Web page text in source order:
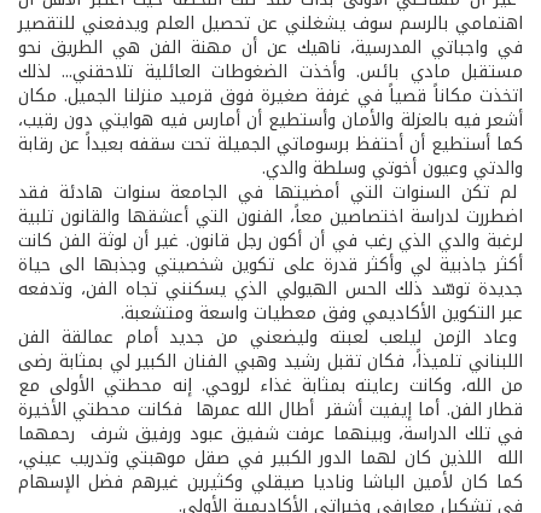
اهتمامي بالرسم سوف يشغلني عن تحصيل العلم ويدفعني للتقصير
في واجباتي المدرسية، ناهيك عن أن مهنة الفن هي الطريق نحو
مستقبل مادي بائس. وأخذت الضغوطات العائلية تلاحقني... لذلك
اتخذت مكاناً قصياً في غرفة صغيرة فوق قرميد منزلنا الجميل. مكان
أشعر فيه بالعزلة والأمان وأستطيع أن أمارس فيه هوايتي دون رقيب،
كما أستطيع أن أحتفظ برسوماتي الجميلة تحت سقفه بعيداً عن رقابة
والدتي وعيون أخوتي وسلطة والدي.
لم تكن السنوات التي أمضيتها في الجامعة سنوات هادئة فقد
اضطررت لدراسة اختصاصين معاً، الفنون التي أعشقها والقانون تلبية
لرغبة والدي الذي رغب في أن أكون رجل قانون. غير أن لوثة الفن كانت
أكثر جاذبية لي وأكثر قدرة على تكوين شخصيتي وجذبها الى حياة
جديدة توسّد ذلك الحس الهيولي الذي يسكنني تجاه الفن، وتدفعه
عبر التكوين الأكاديمي وفق معطيات واسعة ومتشعبة.
وعاد الزمن ليلعب لعبته وليضعني من جديد أمام عمالقة الفن
اللبناني تلميذاً، فكان تقبل رشيد وهبي الفنان الكبير لي بمثابة رضى
من الله، وكانت رعايته بمثابة غذاء لروحي. إنه محطتي الأولى مع
قطار الفن. أما إيفيت أشقر ­ أطال الله عمرها ­ فكانت محطتي الأخيرة
في تلك الدراسة، وبينهما عرفت شفيق عبود ورفيق شرف ­ رحمهما
الله ­ اللذين كان لهما الدور الكبير في صقل موهبتي وتدريب عيني،
كما كان لأمين الباشا وناديا صيقلي وكثيرين غيرهم فضل الإسهام
في تشكيل معارفي وخبراتي الأكاديمية الأولى.